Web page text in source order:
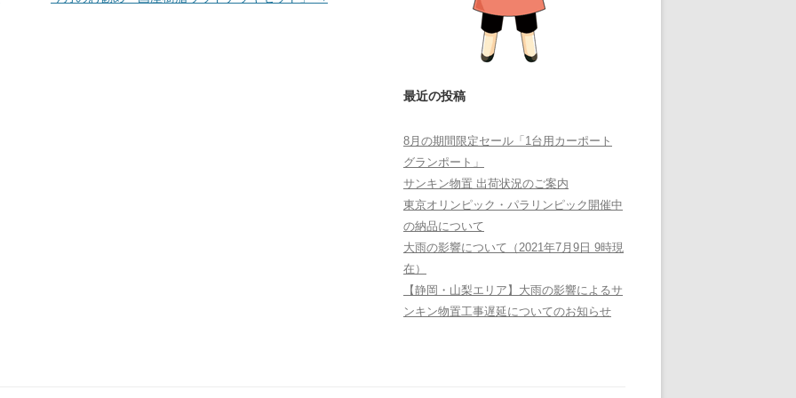
最近の投稿
8月の期間限定セール「1台用カーポート
グランポート」
サンキン物置 出荷状況のご案内
東京オリンピック・パラリンピック開催中
の納品について
大雨の影響について（2021年7月9日 9時現
在）
【静岡・山梨エリア】大雨の影響によるサ
ンキン物置工事遅延についてのお知らせ